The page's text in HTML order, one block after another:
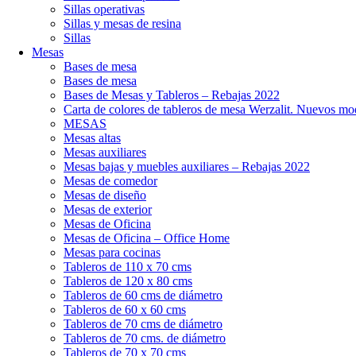
Sillas operativas
Sillas y mesas de resina
Sillas
Mesas
Bases de mesa
Bases de mesa
Bases de Mesas y Tableros – Rebajas 2022
Carta de colores de tableros de mesa Werzalit. Nuevos
MESAS
Mesas altas
Mesas auxiliares
Mesas bajas y muebles auxiliares – Rebajas 2022
Mesas de comedor
Mesas de diseño
Mesas de exterior
Mesas de Oficina
Mesas de Oficina – Office Home
Mesas para cocinas
Tableros de 110 x 70 cms
Tableros de 120 x 80 cms
Tableros de 60 cms de diámetro
Tableros de 60 x 60 cms
Tableros de 70 cms de diámetro
Tableros de 70 cms. de diámetro
Tableros de 70 x 70 cms